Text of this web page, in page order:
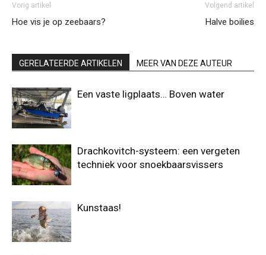
Vorig artikel
Hoe vis je op zeebaars?
Volgend artikel
Halve boilies
GERELATEERDE ARTIKELEN MEER VAN DEZE AUTEUR
Een vaste ligplaats… Boven water
Drachkovitch-systeem: een vergeten
techniek voor snoekbaarsvissers
Kunstaas!